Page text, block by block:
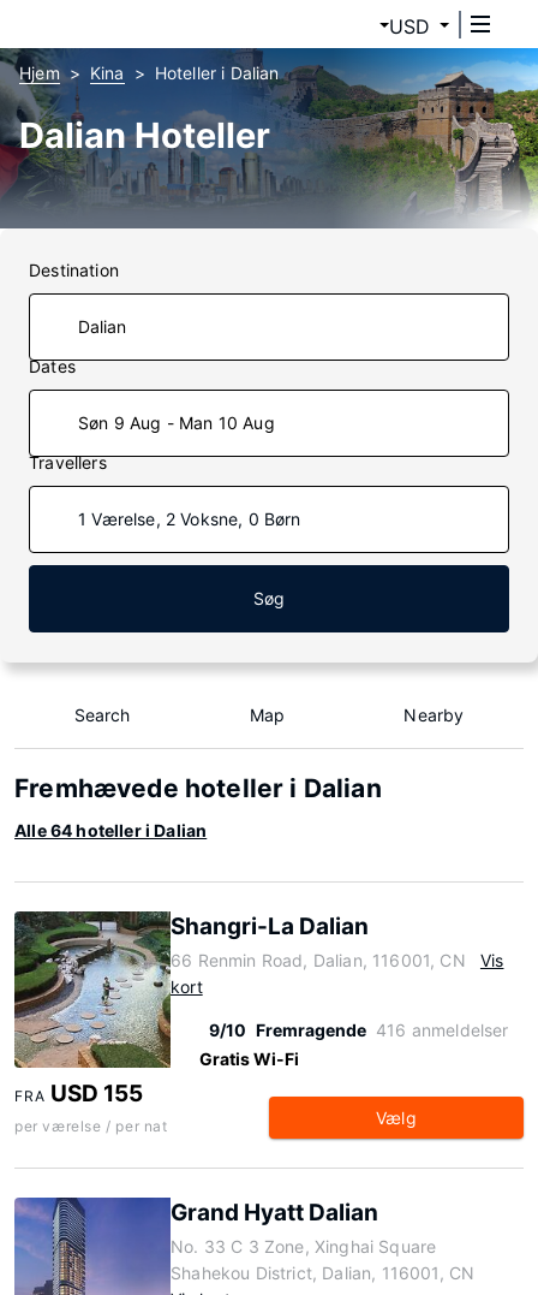
USD
Hjem Kina Hoteller i Dalian
Dalian Hoteller
Destination
Dates
Søn 9 Aug - Man 10 Aug
Travellers
1 Værelse, 2 Voksne, 0 Børn
Søg
Search Map Nearby
Fremhævede hoteller i Dalian
Alle 64 hoteller i Dalian
Shangri-La Dalian
66 Renmin Road, Dalian, 116001, CN
Vis
kort
9/10 Fremragende 416 anmeldelser
Gratis Wi-Fi
FRA USD 155
per værelse / per nat Vælg
Grand Hyatt Dalian
No. 33 C 3 Zone, Xinghai Square
Shahekou District, Dalian, 116001, CN